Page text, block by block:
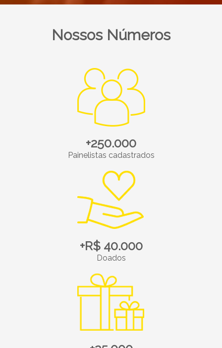
+250.000
Painelistas cadastrados
+R$ 40.000
Doados
+25.000
Prêmios trocados